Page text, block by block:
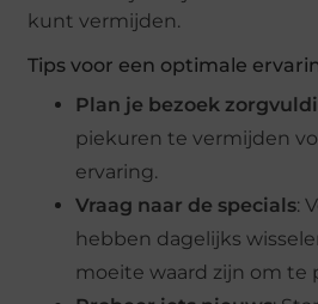
kunt vermijden.
Tips voor een optimale
Plan je bezoek
piekuren te vermijden
ervaring.
Vraag naar de specials:
hebben dagelijks
moeite waard zijn om te